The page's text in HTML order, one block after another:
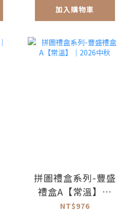
加入購物車
拼圖禮盒系列-豐盛
禮盒A【常溫】｜
2026中秋
NT$976